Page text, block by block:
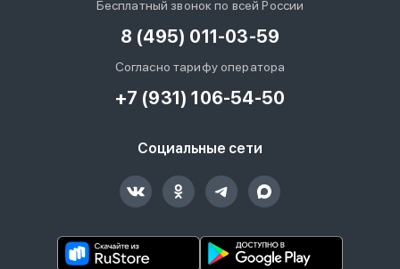
Бесплатный звонок по всей России
8 (495) 011-03-59
Согласно тарифу оператора
+7 (931) 106-54-50
Социальные сети